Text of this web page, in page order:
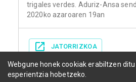
trigales verdes. Aduriz-Ansa
2020ko azaroaren 19an
JATORRIZKOA
Webgune honek cookiak erabiltzen
esperientzia hobetzeko.